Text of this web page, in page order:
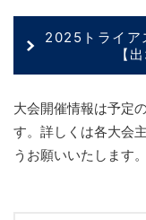
2025トライア
【
大会開催情報は予定
す。詳しくは各大会
うお願いいたします。